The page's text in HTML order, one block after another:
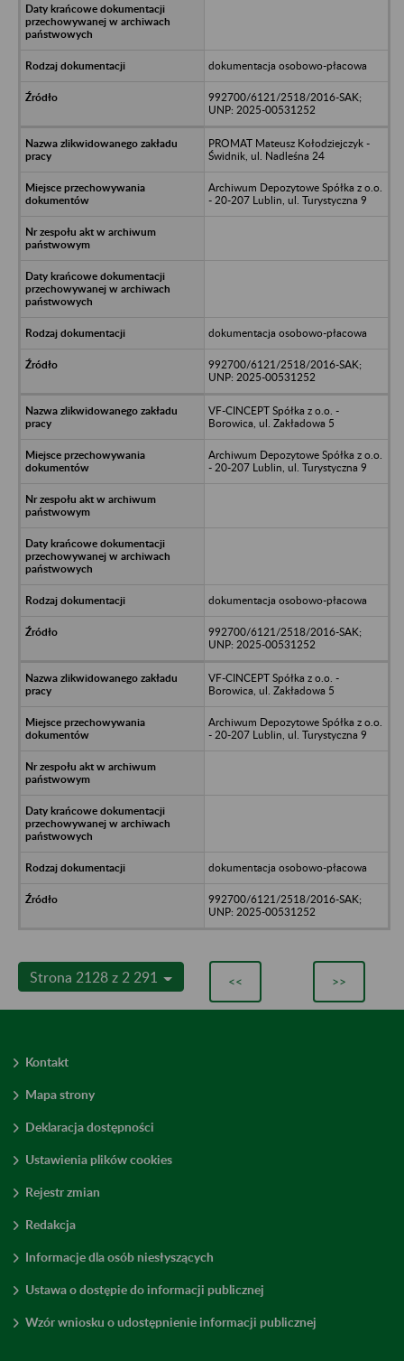
dokumentacja osobowo-płacowa
992700/6121/2518/2016-SAK;
UNP: 2025-00531252
PROMAT Mateusz Kołodziejczyk -
Świdnik, ul. Nadleśna 24
Archiwum Depozytowe Spółka z o.o.
- 20-207 Lublin, ul. Turystyczna 9
dokumentacja osobowo-płacowa
992700/6121/2518/2016-SAK;
UNP: 2025-00531252
VF-CINCEPT Spółka z o.o. -
Borowica, ul. Zakładowa 5
Archiwum Depozytowe Spółka z o.o.
- 20-207 Lublin, ul. Turystyczna 9
dokumentacja osobowo-płacowa
992700/6121/2518/2016-SAK;
UNP: 2025-00531252
VF-CINCEPT Spółka z o.o. -
Borowica, ul. Zakładowa 5
Archiwum Depozytowe Spółka z o.o.
- 20-207 Lublin, ul. Turystyczna 9
dokumentacja osobowo-płacowa
992700/6121/2518/2016-SAK;
UNP: 2025-00531252
Strona 2128 z 2 291 << >>
Kontakt
Mapa strony
Deklaracja dostępności
Ustawienia plików cookies
Rejestr zmian
Redakcja
Informacje dla osób niesłyszących
Ustawa o dostępie do informacji publicznej
Wzór wniosku o udostępnienie informacji publicznej